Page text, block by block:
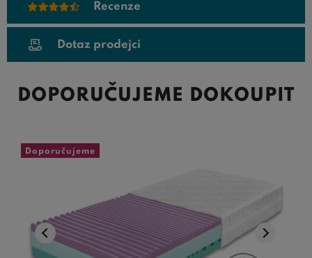
Recenze
Dotaz prodejci
DOPORUČUJEME DOKOUPIT
Doporučujeme